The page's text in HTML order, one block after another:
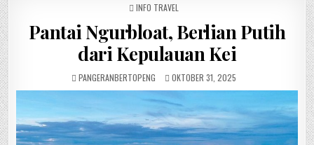
POSTED IN
INFO TRAVEL
Pantai Ngurbloat, Berlian Putih
dari Kepulauan Kei
AUTHOR:
PANGERANBERTOPENG PUBLISHED DATE:
OKTOBER 31, 2025